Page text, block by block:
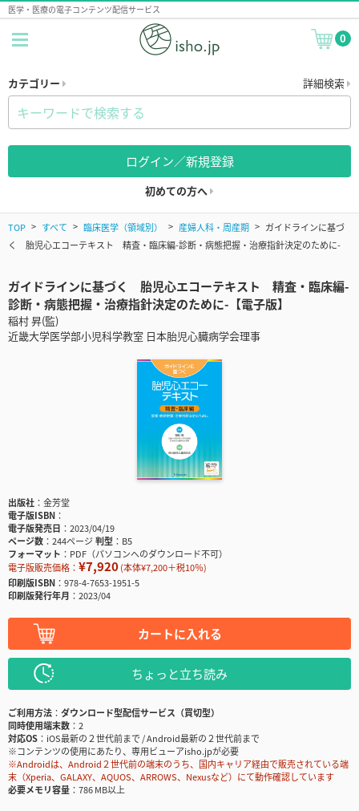
医学・医療の電子コンテンツ配信サービス
0
カテゴリー 詳細検索
ログイン／新規登録
初めての方へ
TOP すべて 臨床医学（領域別） 産婦人科・周産期
ガイドラインに基づ
く 胎児心エコーテキスト 精査・臨床編-診断・病態把握・治療指針決定のために-
ガイドラインに基づく 胎児心エコーテキスト 精査・臨床編-
診断・病態把握・治療指針決定のために-【電子版】
稲村 昇(監)
近畿大学医学部小児科学教室 日本胎児心臓病学会理事
出版社
金芳堂
電子版ISBN
電子版発売日
2023/04/19
ページ数
244ページ判型
B5
フォーマット
PDF（パソコンへのダウンロード不可）
電子版販売価格： ¥7,920(本体¥7,200＋税10％)
印刷版ISBN
978-4-7653-1951-5
印刷版発行年月
2023/04
カートに入れる
ちょっと立ち読み
ご利用方法
ダウンロード型配信サービス（買切型）
同時使用端末数
2
対応OS
iOS最新の２世代前まで / Android最新の２世代前まで
※コンテンツの使用にあたり、専用ビューアisho.jpが必要
※Androidは、Android２世代前の端末のうち、国内キャリア経由で販売されている端
末（Xperia、GALAXY、AQUOS、ARROWS、Nexusなど）にて動作確認しています
必要メモリ容量
786 MB以上